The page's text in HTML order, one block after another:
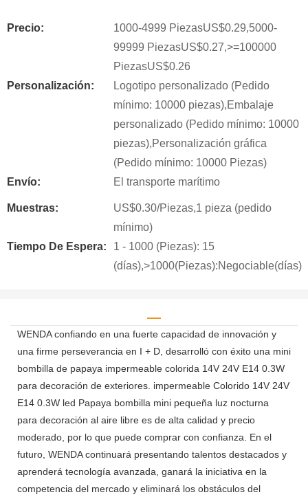
Precio:
1000-4999 PiezasUS$0.29,5000-
99999 PiezasUS$0.27,>=100000
PiezasUS$0.26
Personalización:
Logotipo personalizado (Pedido
mínimo: 10000 piezas),Embalaje
personalizado (Pedido mínimo: 10000
piezas),Personalización gráfica
(Pedido mínimo: 10000 Piezas)
Envío:
El transporte marítimo
Muestras:
US$0.30/Piezas,1 pieza (pedido
mínimo)
Tiempo De Espera:
1 - 1000 (Piezas): 15
(días),>1000(Piezas):Negociable(días)
WENDA confiando en una fuerte capacidad de innovación y
una firme perseverancia en I + D, desarrolló con éxito una mini
bombilla de papaya impermeable colorida 14V 24V E14 0.3W
para decoración de exteriores. impermeable Colorido 14V 24V
E14 0.3W led Papaya bombilla mini pequeña luz nocturna
para decoración al aire libre es de alta calidad y precio
moderado, por lo que puede comprar con confianza. En el
futuro, WENDA continuará presentando talentos destacados y
aprenderá tecnología avanzada, ganará la iniciativa en la
competencia del mercado y eliminará los obstáculos del